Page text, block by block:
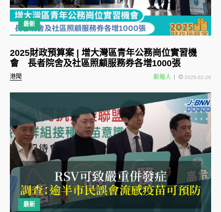
最新
港聞
2025財政預算案 | 增大灣區青年公務崗位實習機
會 長者院舍及社區照顧服務券各增1000張
新報人 2025-02-26
最新